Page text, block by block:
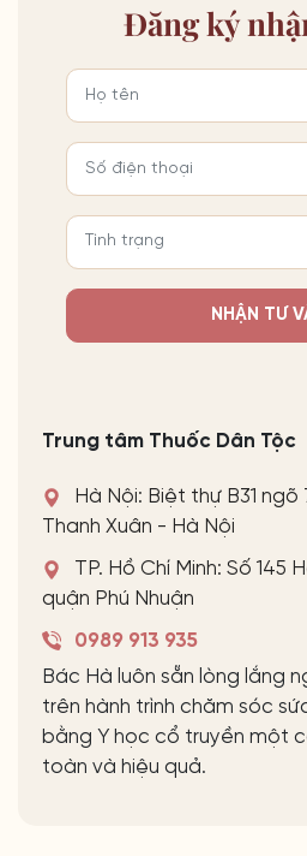
Đăng ký
NHẬN TƯ
Trung tâm Thuốc Dân Tộc
Hà Nội: Biệt thự B31
Thanh Xuân - Hà Nội
TP. Hồ Chí Minh: Số 145
quận Phú Nhuận
0989 913 935
Bác Hà luôn sẵn lòng lắng
trên hành trình chăm sóc
bằng Y học cổ truyền một
toàn và hiệu quả.